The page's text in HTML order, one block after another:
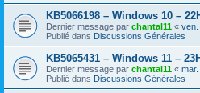
KB5066198 – Windows 10 –
Dernier message par chantal11 « ven.
Publié dans Discussions Générales
KB5065431 – Windows 11 –
Dernier message par chantal11 «
Publié dans Discussions Générales